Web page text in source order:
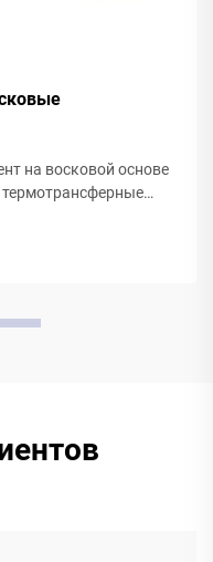
на восковой основе
восковой